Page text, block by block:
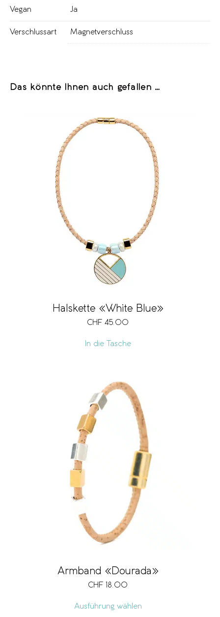
Vegan Ja
Verschlussart Magnetverschluss
Das könnte Ihnen auch gefallen …
Halskette «White Blue»
CHF 45.00
In die Tasche
Armband «Dourada»
CHF 18.00
Ausführung wählen